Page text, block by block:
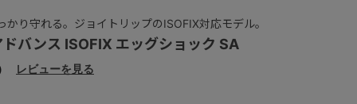
かり守れる。ジョイトリップのISOFIX対応モデル。
バンス ISOFIX エッグショック SA
レビューを見る